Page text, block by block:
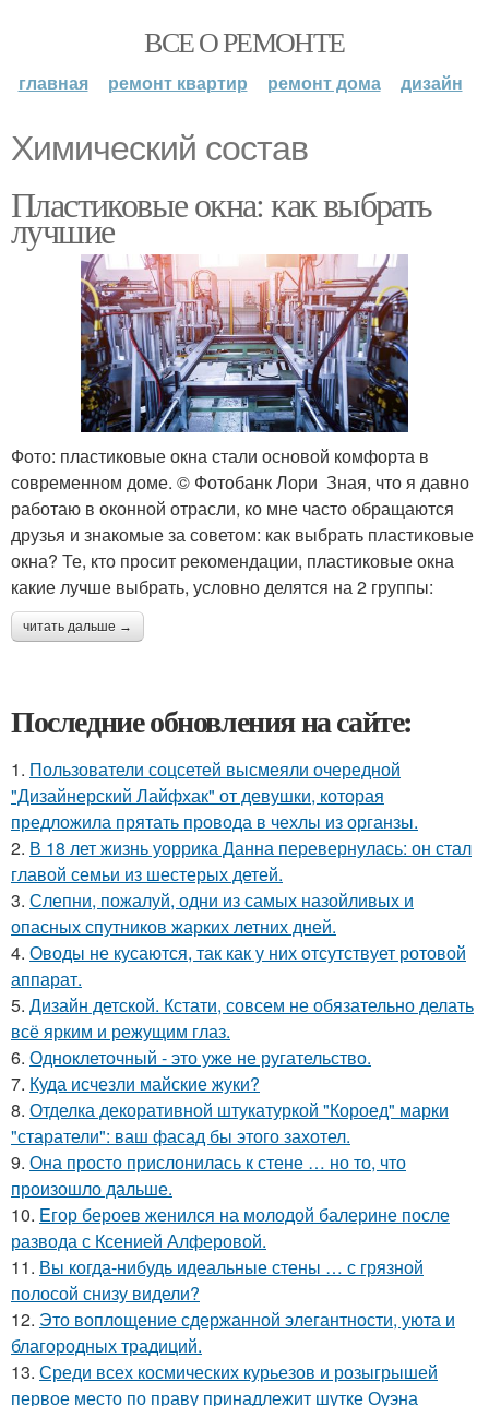
ВСЕ О РЕМОНТЕ
главная ремонт квартир ремонт дома дизайн
Химический состав
Пластиковые окна: как выбрать
лучшие
Фото: пластиковые окна стали основой комфорта в
современном доме. © Фотобанк Лори Зная, что я давно
работаю в оконной отрасли, ко мне часто обращаются
друзья и знакомые за советом: как выбрать пластиковые
окна? Те, кто просит рекомендации, пластиковые окна
какие лучше выбрать, условно делятся на 2 группы:
читать дальше →
Последние обновления на сайте:
1. Пользователи соцсетей высмеяли очередной
"Дизайнерский Лайфхак" от девушки, которая
предложила прятать провода в чехлы из органзы.
2. В 18 лет жизнь уоррика Данна перевернулась: он стал
главой семьи из шестерых детей.
3. Слепни, пожалуй, одни из самых назойливых и
опасных спутников жарких летних дней.
4. Оводы не кусаются, так как у них отсутствует ротовой
аппарат.
5. Дизайн детской. Кстати, совсем не обязательно делать
всё ярким и режущим глаз.
6. Одноклеточный - это уже не ругательство.
7. Куда исчезли майские жуки?
8. Отделка декоративной штукатуркой "Короед" марки
"старатели": ваш фасад бы этого захотел.
9. Она просто прислонилась к стене … но то, что
произошло дальше.
10. Егор бероев женился на молодой балерине после
развода с Ксенией Алферовой.
11. Вы когда-нибудь идеальные стены … с грязной
полосой снизу видели?
12. Это воплощение сдержанной элегантности, уюта и
благородных традиций.
13. Среди всех космических курьезов и розыгрышей
первое место по праву принадлежит шутке Оуэна